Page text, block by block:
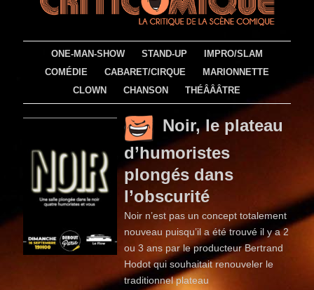
ONE-MAN-SHOW STAND-UP
IMPRO/SLAM
COMÉDIE
CABARET/CIRQUE
MARIONNETTE
CLOWN
CHANSON THÉÂÂÂTRE
Noir, le plateau
d’humoristes
plongés dans
l’obscurité
Noir n’est pas un concept totalement
nouveau puisqu’il a été trouvé il y a 2
ou 3 ans par le producteur Bertrand
Hodot qui souhaitait renouveler le
traditionnel plateau